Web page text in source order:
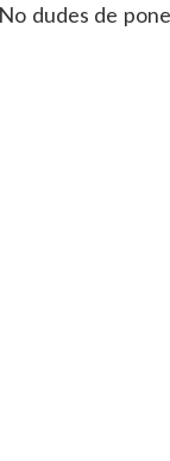
dudes de